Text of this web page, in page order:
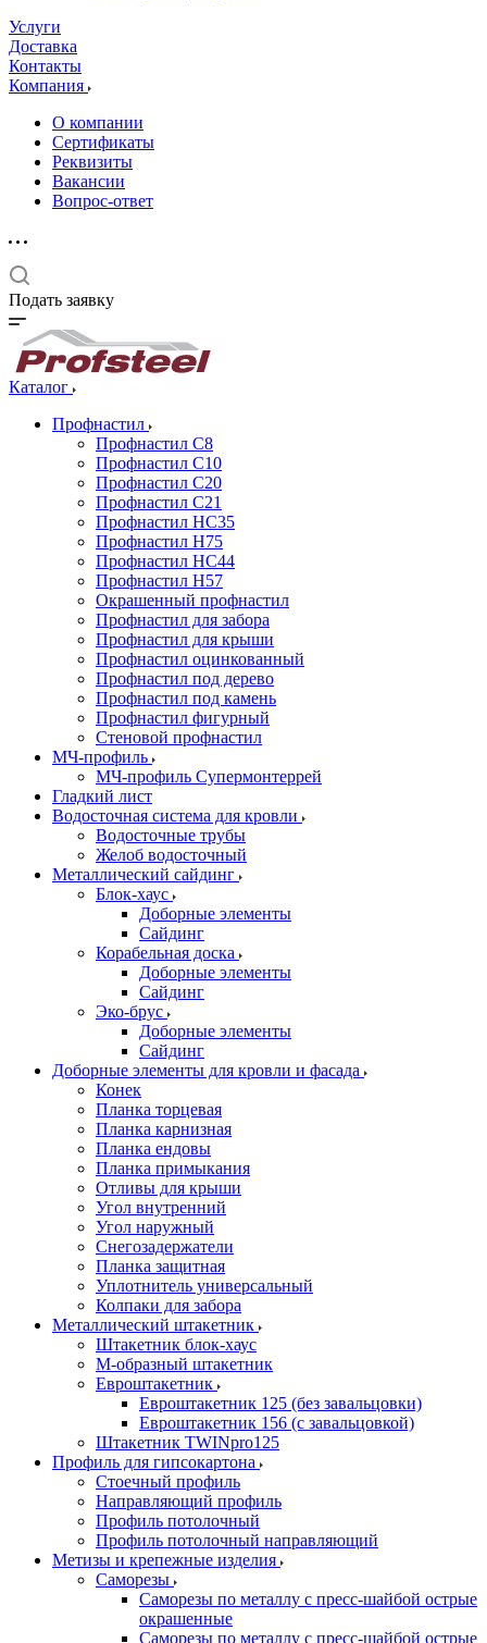
Услуги
Доставка
Контакты
Компания
О компании
Сертификаты
Реквизиты
Вакансии
Вопрос-ответ
Подать заявку
Каталог
Профнастил
Профнастил С8
Профнастил С10
Профнастил С20
Профнастил С21
Профнастил НС35
Профнастил Н75
Профнастил HC44
Профнастил Н57
Окрашенный профнастил
Профнастил для забора
Профнастил для крыши
Профнастил оцинкованный
Профнастил под дерево
Профнастил под камень
Профнастил фигурный
Стеновой профнастил
МЧ-профиль
МЧ-профиль Супермонтеррей
Гладкий лист
Водосточная система для кровли
Водосточные трубы
Желоб водосточный
Металлический сайдинг
Блок-хаус
Доборные элементы
Сайдинг
Корабельная доска
Доборные элементы
Сайдинг
Эко-брус
Доборные элементы
Сайдинг
Доборные элементы для кровли и фасада
Конек
Планка торцевая
Планка карнизная
Планка ендовы
Планка примыкания
Отливы для крыши
Угол внутренний
Угол наружный
Снегозадержатели
Планка защитная
Уплотнитель универсальный
Колпаки для забора
Металлический штакетник
Штакетник блок-хаус
М-образный штакетник
Евроштакетник
Евроштакетник 125 (без завальцовки)
Евроштакетник 156 (с завальцовкой)
Штакетник TWINpro125
Профиль для гипсокартона
Стоечный профиль
Направляющий профиль
Профиль потолочный
Профиль потолочный направляющий
Метизы и крепежные изделия
Саморезы
Саморезы по металлу с пресс-шайбой острые
окрашенные
Саморезы по металлу с пресс-шайбой острые